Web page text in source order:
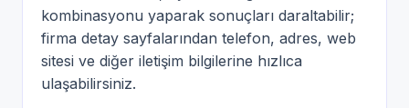
kombinasyonu yaparak sonuçları daraltabilir;
firma detay sayfalarından telefon, adres, web
sitesi ve diğer iletişim bilgilerine hızlıca
ulaşabilirsiniz.